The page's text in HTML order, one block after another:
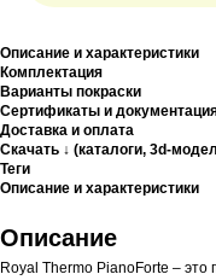
Описание и характеристики
Комплектация
Варианты покраски
Сертификаты и
Доставка и оплата
Скачать ↓ (каталоги, 3d-
Теги
Описание и характеристики
Описание
Royal Thermo PianoForte –